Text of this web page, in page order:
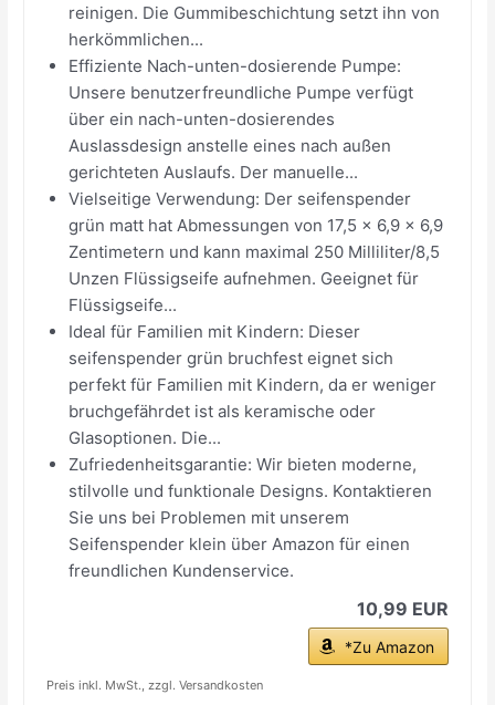
reinigen. Die Gummibeschichtung setzt ihn von
herkömmlichen...
Effiziente Nach-unten-dosierende Pumpe:
Unsere benutzerfreundliche Pumpe verfügt
über ein nach-unten-dosierendes
Auslassdesign anstelle eines nach außen
gerichteten Auslaufs. Der manuelle...
Vielseitige Verwendung: Der seifenspender
grün matt hat Abmessungen von 17,5 x 6,9 x 6,9
Zentimetern und kann maximal 250 Milliliter/8,5
Unzen Flüssigseife aufnehmen. Geeignet für
Flüssigseife...
Ideal für Familien mit Kindern: Dieser
seifenspender grün bruchfest eignet sich
perfekt für Familien mit Kindern, da er weniger
bruchgefährdet ist als keramische oder
Glasoptionen. Die...
Zufriedenheitsgarantie: Wir bieten moderne,
stilvolle und funktionale Designs. Kontaktieren
Sie uns bei Problemen mit unserem
Seifenspender klein über Amazon für einen
freundlichen Kundenservice.
10,99 EUR
*Zu Amazon
Preis inkl. MwSt., zzgl. Versandkosten